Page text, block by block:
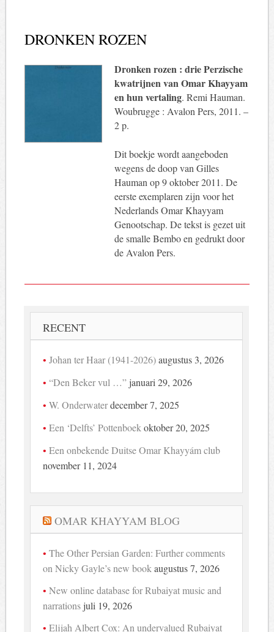
DRONKEN ROZEN
Dronken rozen : drie Perzische
kwatrijnen van Omar Khayyam
en hun vertaling. Remi Hauman.
Woubrugge : Avalon Pers, 2011. –
2 p.
Dit boekje wordt aangeboden
wegens de doop van Gilles
Hauman op 9 oktober 2011. De
eerste exemplaren zijn voor het
Nederlands Omar Khayyam
Genootschap. De tekst is gezet uit
de smalle Bembo en gedrukt door
de Avalon Pers.
RECENT
Johan ter Haar (1941-2026) augustus 3, 2026
“Den Beker vul …” januari 29, 2026
W. Onderwaterdecember 7, 2025
Een ‘Delfts’ Pottenboek oktober 20, 2025
Een onbekende Duitse Omar Khayyám club
november 11, 2024
OMAR KHAYYAM BLOG
The Other Persian Garden: Further comments
on Nicky Gayle’s new book augustus 7, 2026
New online database for Rubaiyat music and
narrations juli 19, 2026
Elijah Albert Cox: An undervalued Rubaiyat